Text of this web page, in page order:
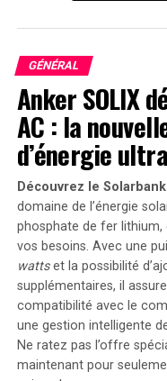
soupapes d’admission⁤
la normale, offrant ‍un
rapport à d’autres
été des arguments de
de la gamme HEMI de
aujourd’hui. L’attrait
nombreux fabricants,‍
et même Fiat, à suivre
Moteur
Crossram
GÉNÉRAL
Anker SOLIX
AC : la
d’énergie
Découvrez le Solarbank
domaine de l’énergie
phosphate de fer lithium,
vos besoins. Avec une
wattset la possibilité
supplémentaires, il
compatibilité avec le
une gestion intelligente
Ne ratez pas l’offre
maintenant pour